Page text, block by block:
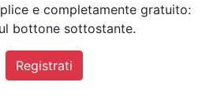
e completamente gratuito:
bottone sottostante.
Registrati